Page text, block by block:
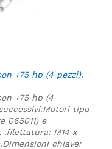
+75 hp (4 pezzi).
+75 hp (4
Motori tipo
065011) e
.filettatura: M14 x
Dimensioni chiave: